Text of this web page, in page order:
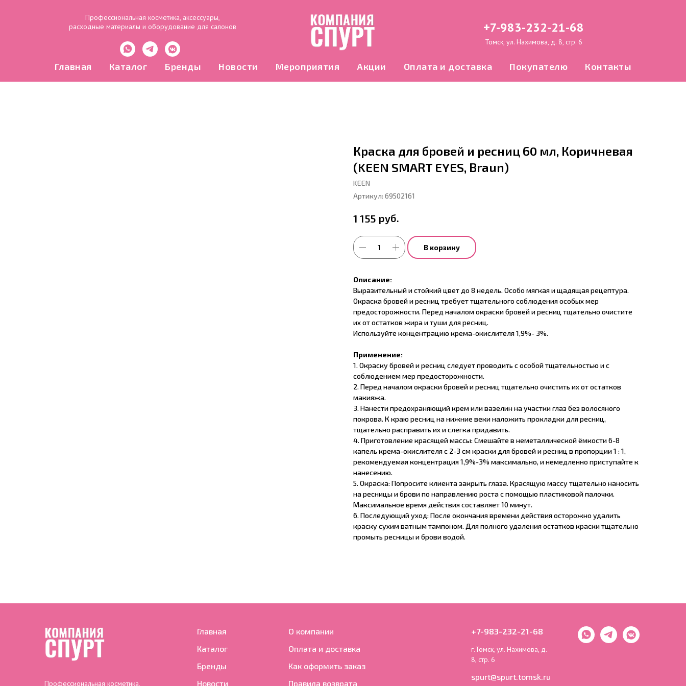
Профессиональная косметика, аксессуары,
расходные материалы и оборудование для салонов
+7-983-232-21-68
Томск, ул. Нахимова, д. 8, стр. 6
Главная Каталог Бренды Новости Мероприятия Акции Оплата и доставка Покупателю Контакты
Краска для бровей и ресниц 60 мл, Коричневая
(KEEN SMART EYES, Braun)
KEEN
Артикул: 69502161
1 155 руб.
В корзину
Описание:
Выразительный и стойкий цвет до 8 недель. Особо мягкая и щадящая рецептура.
Окраска бровей и ресниц требует тщательного соблюдения особых мер
предосторожности. Перед началом окраски бровей и ресниц тщательно очистите
их от остатков жира и туши для ресниц.
Используйте концентрацию крема-окислителя 1,9%- 3%.
Применение:
1. Окраску бровей и ресниц следует проводить с особой тщательностью и с
соблюдением мер предосторожности.
2. Перед началом окраски бровей и ресниц тщательно очистить их от остатков
макияжа.
3. Нанести предохраняющий крем или вазелин на участки глаз без волосяного
покрова. К краю ресниц на нижние веки наложить прокладки для ресниц,
тщательно расправить их и слегка придавить.
4. Приготовление красящей массы: Смешайте в неметаллической ёмкости 6-8
капель крема-окислителя с 2-3 см краски для бровей и ресниц в пропорции 1 : 1,
рекомендуемая концентрация 1,9%-3% максимально, и немедленно приступайте к
нанесению.
5. Окраска: Попросите клиента закрыть глаза. Красящую массу тщательно наносить
на ресницы и брови по направлению роста с помощью пластиковой палочки.
Максимальное время действия составляет 10 минут.
6. Последующий уход: После окончания времени действия осторожно удалить
краску сухим ватным тампоном. Для полного удаления остатков краски тщательно
промыть ресницы и брови водой.
Профессиональная косметика,
Главная
Каталог
Бренды
Новости
О компании
Оплата и доставка
Как оформить заказ
Правила возврата
+7-983-232-21-68
г.Томск, ул. Нахимова, д.
8, стр. 6
spurt@spurt.tomsk.ru